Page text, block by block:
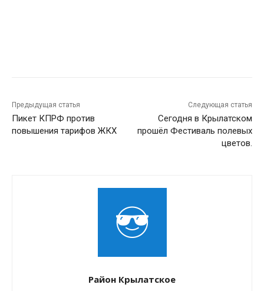
Предыдущая статья
Пикет КПРФ против
повышения тарифов ЖКХ
Следующая статья
Сегодня в Крылатском
прошёл Фестиваль полевых
цветов.
Район Крылатское